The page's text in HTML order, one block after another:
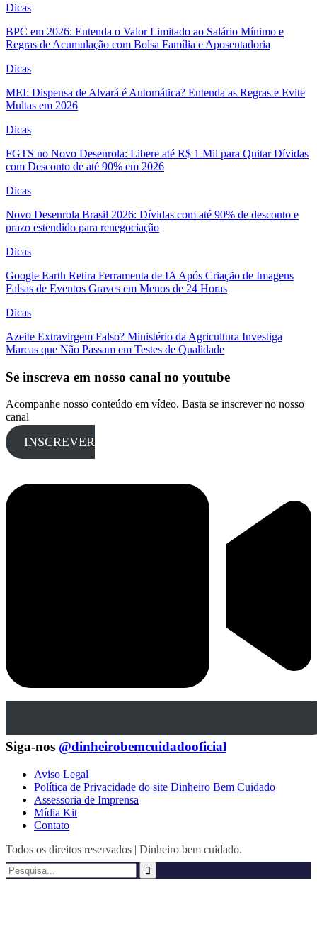
Dicas
BPC em 2026: Entenda o Valor Limitado ao Salário Mínimo e
Regras de Acumulação com Bolsa Família e Aposentadoria
Dicas
MEI: Dispensa de Alvará é Automática? Entenda as Regras e Evite
Multas em 2026
Dicas
FGTS no Novo Desenrola: Libere até R$ 1 Mil para Quitar Dívidas
com Desconto de até 90% em 2026
Dicas
Novo Desenrola Brasil 2026: Dívidas com até 90% de desconto e
prazo estendido para renegociação
Dicas
Google Earth Retira Ferramenta de IA Após Criação de Imagens
Falsas de Eventos Graves em Menos de 24 Horas
Dicas
Azeite Extravirgem Falso? Ministério da Agricultura Investiga
Marcas que Não Passam em Testes de Qualidade
Se inscreva em nosso canal no youtube
Acompanhe nosso conteúdo em vídeo. Basta se inscrever no nosso
canal
INSCREVER
Siga-nos @dinheirobemcuidadooficial
Aviso Legal
Política de Privacidade do site Dinheiro Bem Cuidado
Assessoria de Imprensa
Mídia Kit
Contato
Todos os direitos reservados | Dinheiro bem cuidado.